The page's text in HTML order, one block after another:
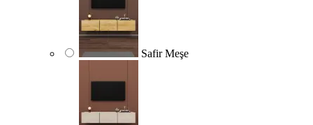
Safir Meşe